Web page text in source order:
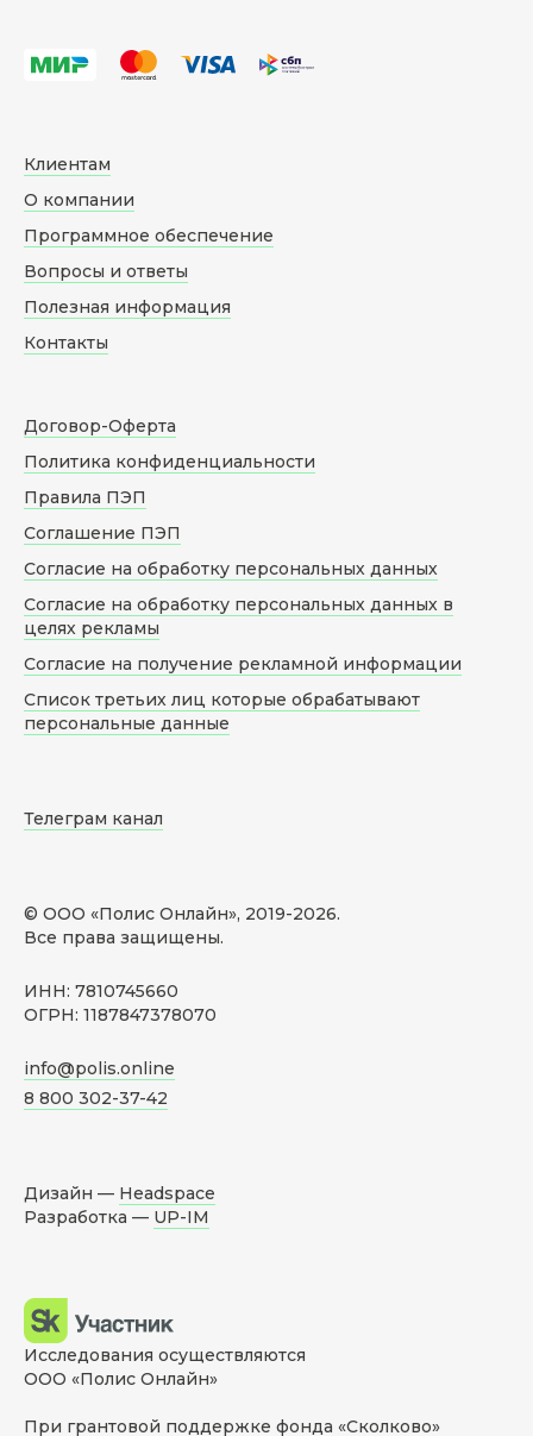
© ООО «Полис Онлайн», 2019-2026.
Все права защищены.
ИНН: 7810745660
ОГРН: 1187847378070
info@polis.online
8 800 302-37-42
Клиентам
О компании
Программное обеспечение
Вопросы и ответы
Полезная информация
Контакты
Договор-Оферта
Политика конфиденциальности
Правила ПЭП
Соглашение ПЭП
Согласие на обработку персональных данных
Согласие на обработку персональных данных в
целях рекламы
Согласие на получение рекламной информации
Список третьих лиц которые обрабатывают
персональные данные
Телеграм канал
Дизайн — Headspace
Разработка — UP-IM
Исследования осуществляются
ООО «Полис Онлайн»
При грантовой поддержке фонда «Сколково»